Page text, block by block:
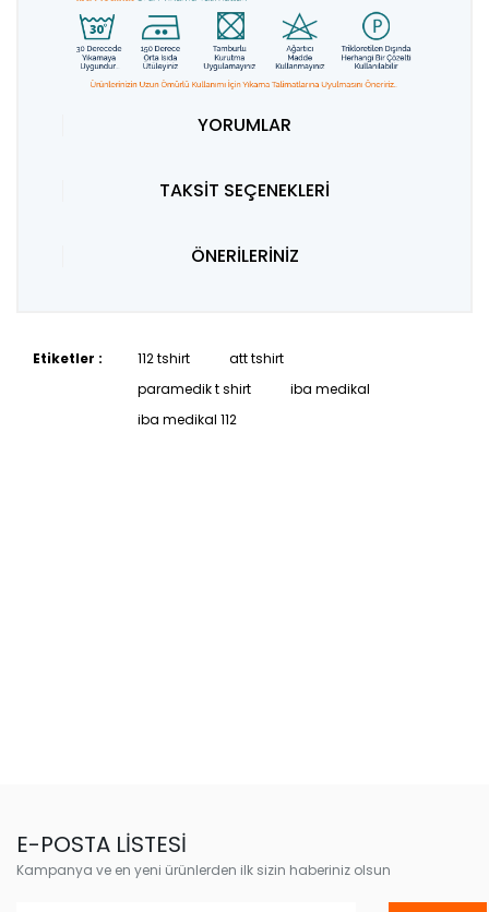
YORUMLAR
TAKSİT SEÇENEKLERİ
ÖNERİLERİNİZ
Etiketler : 112 tshirt
att tshirt
paramedik t shirt
iba medikal
iba medikal 112
E-POSTA LİSTESİ
Kampanya ve en yeni ürünlerden ilk sizin haberiniz olsun